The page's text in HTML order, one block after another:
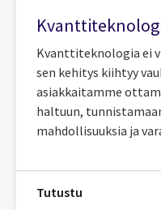
Kvanttiteknologia ei
sen kehitys kiihtyy
asiakkaitamme
haltuun,
mahdollisuuksia ja
Tutustu